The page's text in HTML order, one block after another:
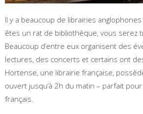
Il y a beaucoup de librairies
êtes un rat de bibliothèque, vous serez
Beaucoup d’entre eux organisent des
lectures, des concerts et certains ont
Hortense, une librairie française,
ouvert jusqu’à 2h du matin – parfait
français.